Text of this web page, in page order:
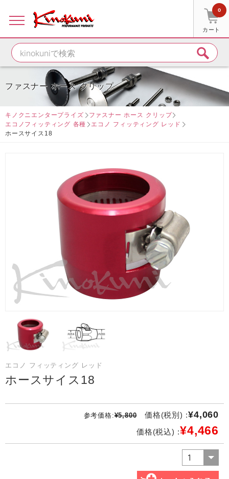
カート
0
ファスナー ホース クリップ
キノクニエンタープライズ
ファスナー ホース クリップ
エコノフィッティング 各種
エコノ フィッティング レッド
ホースサイス18
エコノ フィッティング レッド
ホースサイス18
参考価格:¥5,800 価格(税別) :¥4,060
価格(税込) :¥4,466